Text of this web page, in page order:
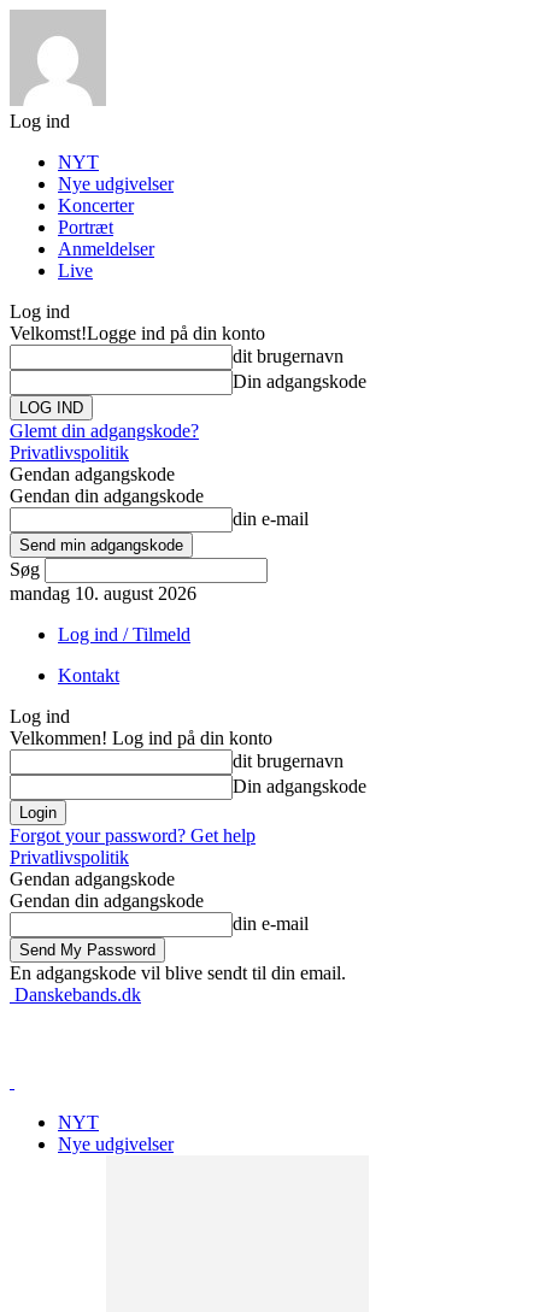
Log ind
NYT
Nye udgivelser
Koncerter
Portræt
Anmeldelser
Live
Log ind
Velkomst!Logge ind på din konto
dit brugernavn
Din adgangskode
Glemt din adgangskode?
Privatlivspolitik
Gendan adgangskode
Gendan din adgangskode
din e-mail
Søg
mandag 10. august 2026
Log ind / Tilmeld
Kontakt
Log ind
Velkommen! Log ind på din konto
dit brugernavn
Din adgangskode
Forgot your password? Get help
Privatlivspolitik
Gendan adgangskode
Gendan din adgangskode
din e-mail
En adgangskode vil blive sendt til din email.
Danskebands.dk
NYT
Nye udgivelser